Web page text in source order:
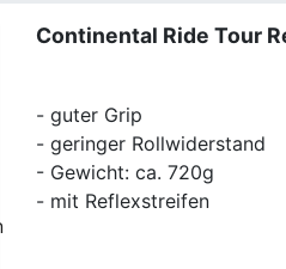
Continental Ride Tour
- guter Grip
- geringer Rollwiderstand
- Gewicht: ca. 720g
- mit Reflexstreifen